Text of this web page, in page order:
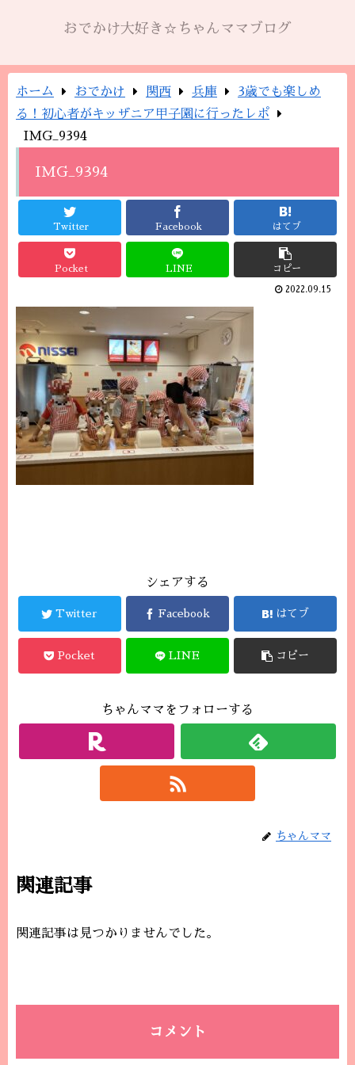
おでかけ大好き☆ちゃんママブログ
ホーム おでかけ 関西 兵庫
3歳でも楽しめ
る！初心者がキッザニア甲子園に行ったレポ
IMG_9394
IMG_9394
Twitter Facebook はてブ
Pocket LINE コピー
2022.09.15
シェアする
Twitter Facebook はてブ
Pocket LINE コピー
ちゃんママをフォローする
ちゃんママ
関連記事
関連記事は見つかりませんでした。
コメント